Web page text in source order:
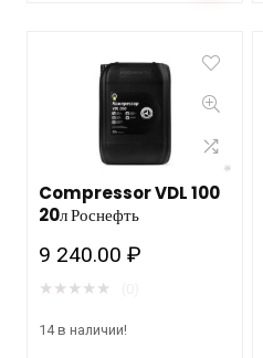
Compressor VDL 100
20л Роснефть
9 240.00₽
★ ★ ★ ★ ★
14 в наличии!